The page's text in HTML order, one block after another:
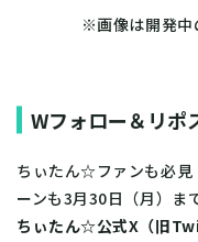
※画像は開発中
Wフォロー＆リポ
ちぃたん☆ファンも必見
ーンも3月30日（月）ま
ちぃたん☆公式X（旧